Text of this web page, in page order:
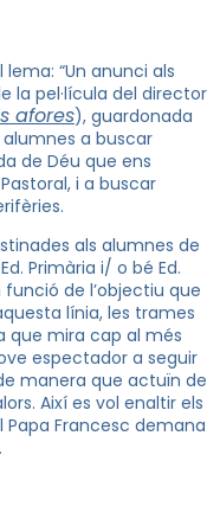
“Un anunci als
la pel·lícula del director
afores), guardonada
alumnes a buscar
de Déu que ens
i a buscar
als alumnes de
Primària i/ o bé Ed.
de l’objectiu que
línia, les trames
que mira cap al més
espectador a seguir
manera que actuïn de
Així es vol enaltir els
Papa Francesc demana